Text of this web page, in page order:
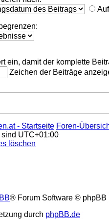
ein, damit der komplette
Zeichen der Beiträge
- Startseite Foren-
UTC+01:00
löschen
® Forum Software © phpBB
durch phpBB.de